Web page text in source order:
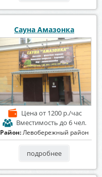
Сауна Амазонка
Ценаот 1200 р./час
Вместимость до 6 чел.
Район:Левобережный район
подробнее